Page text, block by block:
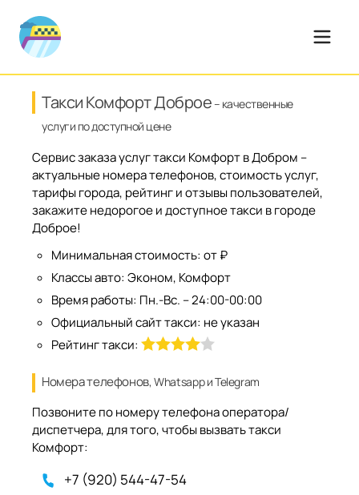
Такси Комфорт Доброе– качественные
услуги по доступной цене
Сервис заказа услуг такси Комфорт в Добром –
актуальные номера телефонов, стоимость услуг,
тарифы города, рейтинг и отзывы пользователей,
закажите недорогое и доступное такси в городе
Доброе!
Минимальная стоимость: от ₽
Классы авто: Эконом, Комфорт
Время работы: Пн.-Вс. – 24:00-00:00
Официальный сайт такси: не указан
Рейтинг такси:
Номера телефонов, Whatsapp и Telegram
Позвоните по номеру телефона оператора/
диспетчера, для того, чтобы вызвать такси
Комфорт:
+7 (920) 544-47-54